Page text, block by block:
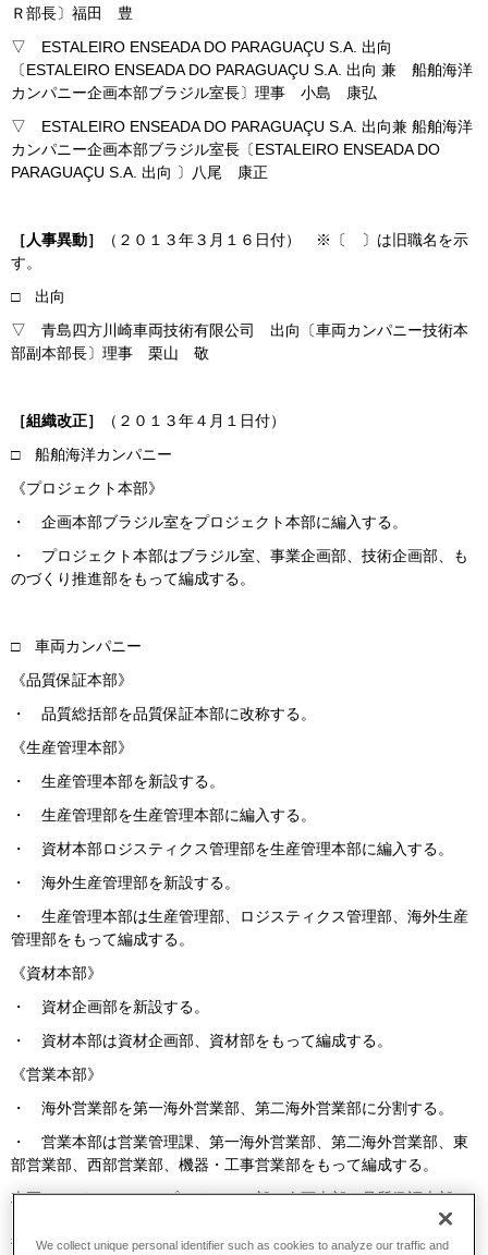
Ｒ部長〕福田 豊
▽ ESTALEIRO ENSEADA DO PARAGUAÇU S.A. 出向
〔ESTALEIRO ENSEADA DO PARAGUAÇU S.A. 出向 兼 船舶海洋
カンパニー企画本部ブラジル室長〕理事 小島 康弘
▽ ESTALEIRO ENSEADA DO PARAGUAÇU S.A. 出向兼 船舶海洋
カンパニー企画本部ブラジル室長〔ESTALEIRO ENSEADA DO
PARAGUAÇU S.A. 出向 〕八尾 康正
［人事異動］
（２０１３年３月１６日付） ※〔 〕は旧職名を示
す。
□ 出向
▽ 青島四方川崎車両技術有限公司 出向〔車両カンパニー技術本
部副本部長〕理事 栗山 敬
［組織改正］
（２０１３年４月１日付）
□ 船舶海洋カンパニー
《プロジェクト本部》
・ 企画本部ブラジル室をプロジェクト本部に編入する。
・ プロジェクト本部はブラジル室、事業企画部、技術企画部、も
のづくり推進部をもって編成する。
□ 車両カンパニー
《品質保証本部》
・ 品質総括部を品質保証本部に改称する。
《生産管理本部》
・ 生産管理本部を新設する。
・ 生産管理部を生産管理本部に編入する。
・ 資材本部ロジスティクス管理部を生産管理本部に編入する。
・ 海外生産管理部を新設する。
・ 生産管理本部は生産管理部、ロジスティクス管理部、海外生産
管理部をもって編成する。
《資材本部》
・ 資材企画部を新設する。
・ 資材本部は資材企画部、資材部をもって編成する。
《営業本部》
・ 海外営業部を第一海外営業部、第二海外営業部に分割する。
・ 営業本部は営業管理課、第一海外営業部、第二海外営業部、東
部営業部、西部営業部、機器・工事営業部をもって編成する。
車両カンパニーはコンプライアンス部、企画本部、品質保証本部、
ギガセル電池センター、生産管理本部、資材本部、プロジェクト本
部、営業本部、技術本部、生産本部をもって編成する。
We collect unique personal identifier such as cookies to analyze our traffic and